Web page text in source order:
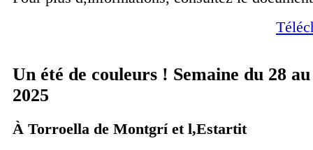
Un été de couleurs ! Semaine du 28
2025
À Torroella de Montgrí et l,Estartit